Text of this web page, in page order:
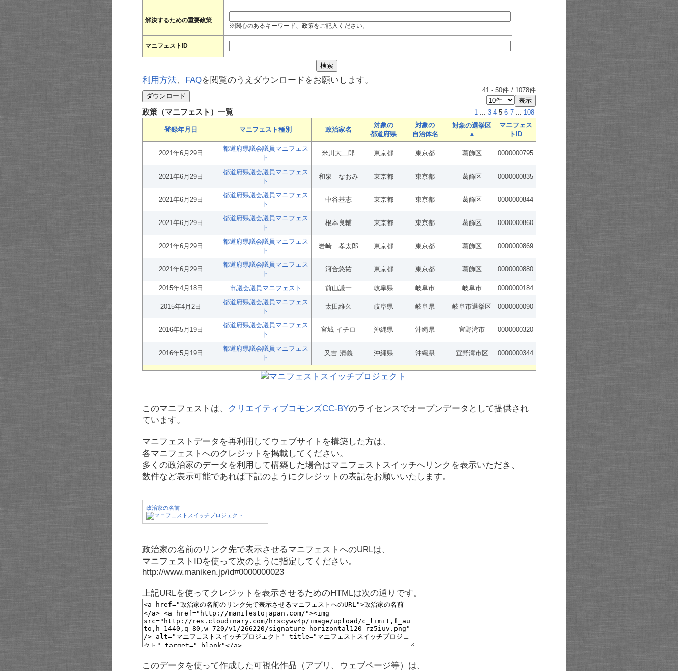
解決するための重要政策
※関心のあるキーワード、政策をご記入ください。
マニフェストID
利用方法、 FAQを閲覧のうえダウンロードをお願いします。
41 - 50件 / 1078件
政策（マニフェスト）一覧 1 ... 3 4 5 6 7 ... 108
登録年月日 マニフェスト種別 政治家名
対象の
都道府県
対象の
自治体名
対象の選挙区
▲
マニフェス
トID
2021年6月29日
都道府県議会議員マニフェス
ト
米川大二郎 東京都 東京都 葛飾区 0000000795
2021年6月29日
都道府県議会議員マニフェス
ト
和泉 なおみ 東京都 東京都 葛飾区 0000000835
2021年6月29日
都道府県議会議員マニフェス
ト
中谷基志 東京都 東京都 葛飾区 0000000844
2021年6月29日
都道府県議会議員マニフェス
ト
根本良輔 東京都 東京都 葛飾区 0000000860
2021年6月29日
都道府県議会議員マニフェス
ト
岩崎 孝太郎 東京都 東京都 葛飾区 0000000869
2021年6月29日
都道府県議会議員マニフェス
ト
河合悠祐 東京都 東京都 葛飾区 0000000880
2015年4月18日 市議会議員マニフェスト 前山謙一 岐阜県 岐阜市 岐阜市 0000000184
2015年4月2日
都道府県議会議員マニフェス
ト
太田維久 岐阜県 岐阜県 岐阜市選挙区 0000000090
2016年5月19日
都道府県議会議員マニフェス
ト
宮城 イチロ 沖縄県 沖縄県 宜野湾市 0000000320
2016年5月19日
都道府県議会議員マニフェス
ト
又吉 清義 沖縄県 沖縄県 宜野湾市区 0000000344
このマニフェストは、 クリエイティブコモンズCC-BYのライセンスでオープンデータとして提供され
ています。
マニフェストデータを再利用してウェブサイトを構築した方は、
各マニフェストへのクレジットを掲載してください。
多くの政治家のデータを利用して構築した場合はマニフェストスイッチへリンクを表示いただき、
数件など表示可能であれば下記のようにクレジットの表記をお願いいたします。
政治家の名前
政治家の名前のリンク先で表示させるマニフェストへのURLは、
マニフェストIDを使って次のように指定してください。
http://www.maniken.jp/id#0000000023
上記URLを使ってクレジットを表示させるためのHTMLは次の通りです。
このデータを使って作成した可視化作品（アプリ、ウェブページ等）は、